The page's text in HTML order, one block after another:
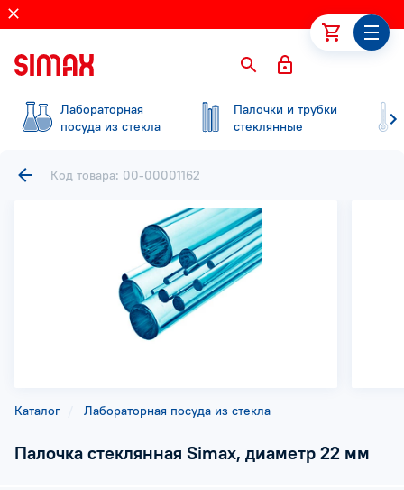
Лабораторная
посуда из стекла
Палочки и трубки
стеклянные
Каталог Лабораторная посуда из стекла
Палочка стеклянная Simax, диаметр 22 мм
Код товара: 00-00001162